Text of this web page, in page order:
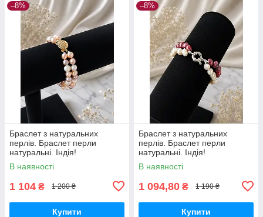
–8%
Браслет з натуральних
перлів. Браслет перли
натуральні. Індія!
В наявності
1 104 ₴ 1 200 ₴
Купити
–8%
Браслет з натуральних
перлів. Браслет перли
натуральні. Індія!
В наявності
1 094,80 ₴ 1 190 ₴
Купити